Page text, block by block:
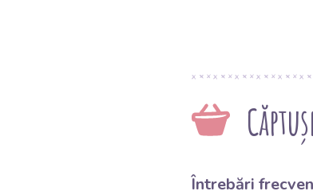
Întrebări